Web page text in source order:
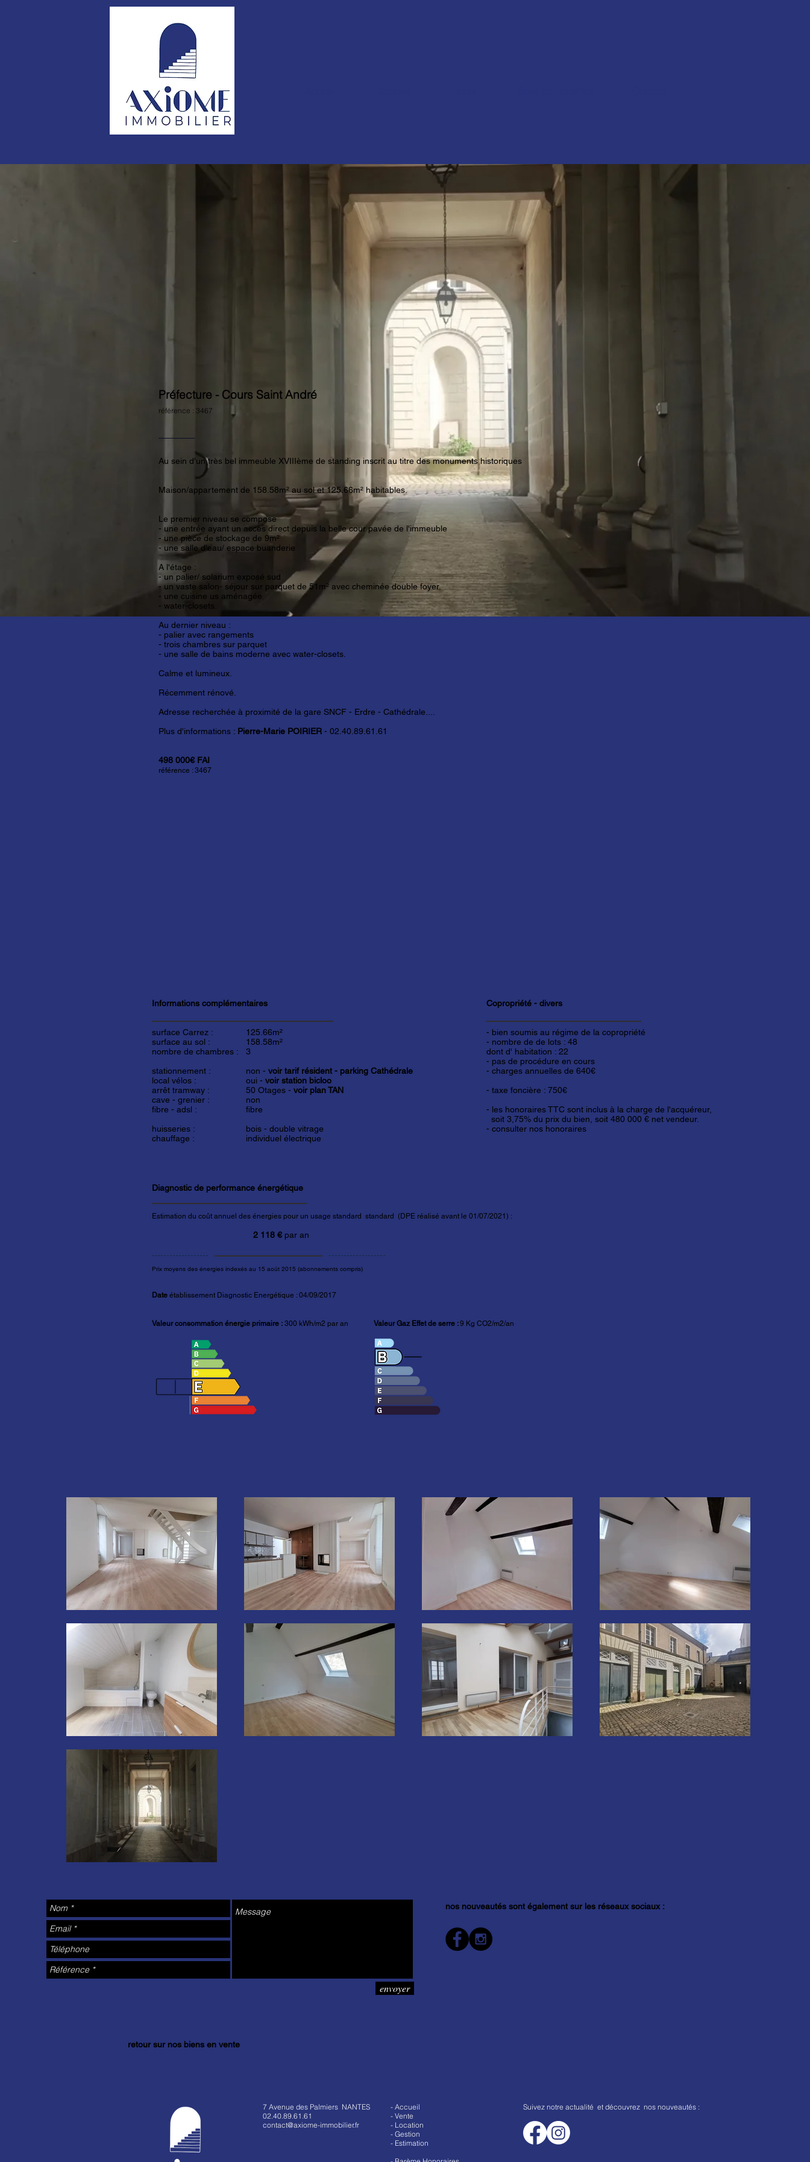
Préfecture - Cours Saint André
référence : 3467
Au sein d'un très bel immeuble XVIIIème de standing inscrit au titre des monuments historiques
Maison/appartement de 158.58m² au sol et 125.66m² habitables.
Le premier niveau se compose
- une entrée ayant un accès direct depuis la belle cour pavée de l'immeuble
- une pièce de stockage de 9m²
- une salle d'eau/ espace buanderie
A l'étage :
- un palier/ solarium exposé sud
- un vaste salon- séjour sur parquet de 51m² avec cheminée double foyer.
- une cuisine us aménagée
- water-closets.
Au dernier niveau :
- palier avec rangements
- trois chambres sur parquet
- une salle de bains moderne avec water-closets
Calme et lumineux.
Récemment rénové.
Adresse recherchée à proximité de la gare SNCF - Erdre - Cathédrale....
Plus d'informations : Pierre-Marie POIRIER - 02.40.89.61.61
498 000€ FAI
référence : 3467
Informations complémentaires
surface Carrez :
surface au sol :
nombre de chambres :
stationnement :
local vélos :
arrêt tramway :
cave - grenier :
fibre - adsl :
huisseries :
chauffage :
125.66m²
158.58m²
3
non - voir tarif résident - parking Cathédrale
oui - voir station bicloo
50 Otages - voir plan TAN
non
fibre
bois - double vitrage
individuel électrique
Copropriété - divers
- bien soumis au régime de la copropriété
- nombre de de lots : 48
dont d' habitation : 22
- pas de procédure en cours
- charges annuelles de 640€
- taxe foncière : 750€
- les honoraires TTC sont inclus à la charge de l'acquéreur,
soit 3,75% du prix du bien, soit 480 000 € net vendeur.
- consulter nos honoraires
Diagnostic de performance énergétique
Estimation du coût annuel des énergies pour un usage standard standard (DPE réalisé avant le 01/07/2021) :
2 118 € par an
Prix moyens des énergies indexés au 15 août 2015 (abonnements compris)
Date établissement Diagnostic Energétique : 04/09/2017
Valeur consommation énergie primaire : 300 kWh/m2 par an Valeur Gaz Effet de serre :9 Kg CO2/m2/an
envoyer
nos nouveautés sont également sur les réseaux sociaux :
retour sur nos biens en vente
7 Avenue des Palmiers NANTES
02.40.89.61.61
contact@axiome-immobilier.fr
- Accueil
- Vente
- Location
- Gestion
- Estimation
Suivez notre actualité et découvrez nos nouveautés :